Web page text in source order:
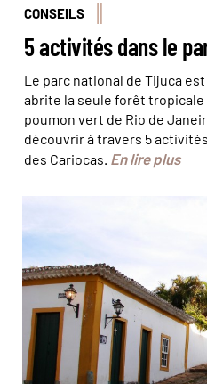
CONSEILS
5 activités dans le
Le parc national de Tijuca
abrite la seule forêt tropicale
poumon vert de Rio de
découvrir à travers 5
des Cariocas. En lire plus